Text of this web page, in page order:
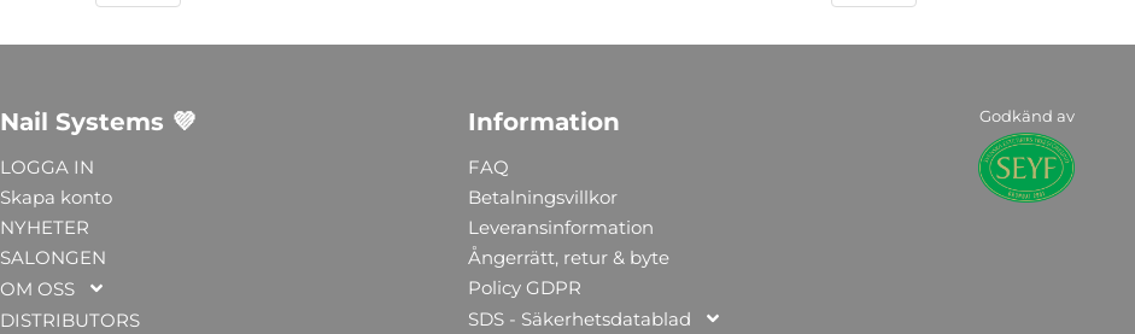
Nail Systems 💜
LOGGA IN
Skapa konto
NYHETER
SALONGEN
OM OSS
DISTRIBUTORS
Information
FAQ
Betalningsvillkor
Leveransinformation
Ångerrätt, retur & byte
Policy GDPR
SDS - Säkerhetsdatablad
Godkänd av